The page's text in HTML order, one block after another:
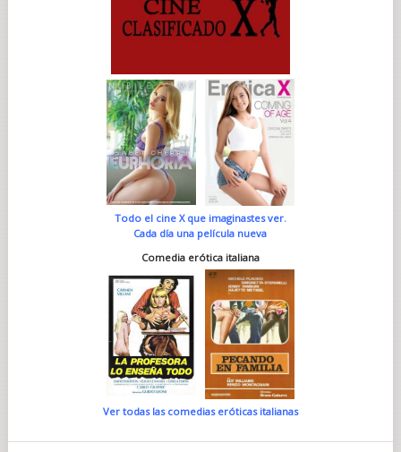
Todo el cine X que imaginastes ver.
Cada día una película nueva
Comedia erótica italiana
Ver todas las comedias eróticas italianas